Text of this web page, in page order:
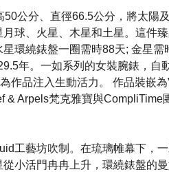
公分、直徑66.5公分，將太陽
球、火星、木星和土星。這件
環繞錶盤一圈需時88天; 金星
年。一如系列的女裝腕錶，自
作品注入生動活力。 作品裝嵌
& Arpels梵克雅寶與CompliTime
工藝坊吹制。在琉璃帷幕下，
小活門冉冉上升，環繞錶盤的